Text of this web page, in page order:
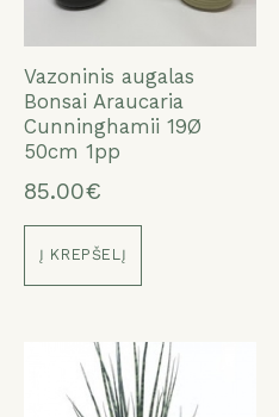
Vazoninis augalas
Bonsai Araucaria
Cunninghamii 19Ø
50cm 1pp
85.00€
Į KREPŠELĮ